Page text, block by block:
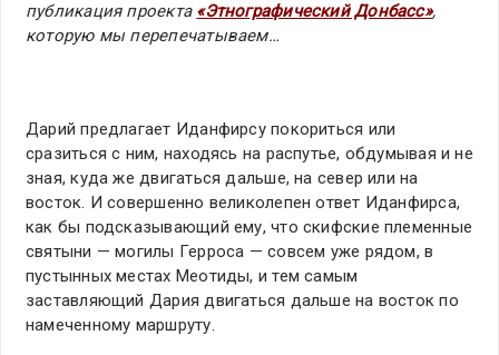
публикация проекта «Этнографический Донбасс»,
которую мы перепечатываем…
Дарий предлагает Иданфирсу покориться или
сразиться с ним, находясь на распутье, обдумывая и не
зная, куда же двигаться дальше, на север или на
восток. И совершенно великолепен ответ Иданфирса,
как бы подсказывающий ему, что скифские племенные
святыни — могилы Герроса — совсем уже рядом, в
пустынных местах Меотиды, и тем самым
заставляющий Дария двигаться дальше на восток по
намеченному маршруту.